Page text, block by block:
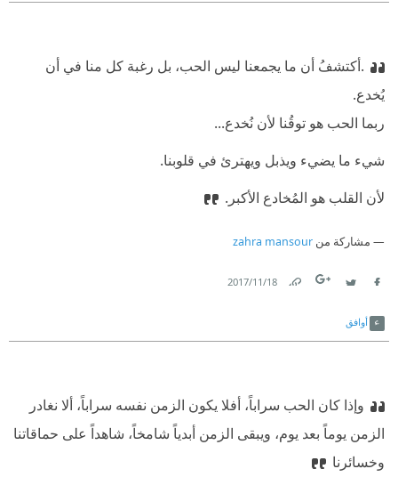
.أكتشفُ أن ما يجمعنا ليس الحب، بل رغبة كل منا في أن
يُخدع.
ربما الحب هو توقُنا لأن نُخدع...
شيء ما يضيء ويذبل ويهترئ في قلوبنا.
لأن القلب هو المُخادع الأكبر.
مشاركة من zahra mansour
18‏/11‏/2017
أوافق
وإذا كان الحب سراباً، أفلا يكون الزمن نفسه سراباً، ألا نغادر
الزمن يوماً بعد يوم، ويبقى الزمن أبدياً شامخاً، شاهداً على حماقاتنا
وخسائرنا